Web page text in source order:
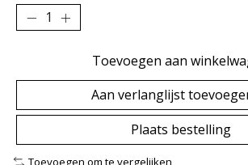
Toevoegen aan
Aan verlanglijst
Plaats bestelling
Toevoegen om te vergelijken